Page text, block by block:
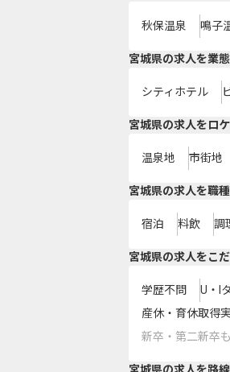
秋保温泉 鳴子
宮城県の求人を業
シティホテル
宮城県の求人をロ
温泉地 市街地
宮城県の求人を職
宿泊 料飲 調
宮城県の求人をこ
学歴不問 U・I
産休・育休取得
新卒・第二新卒